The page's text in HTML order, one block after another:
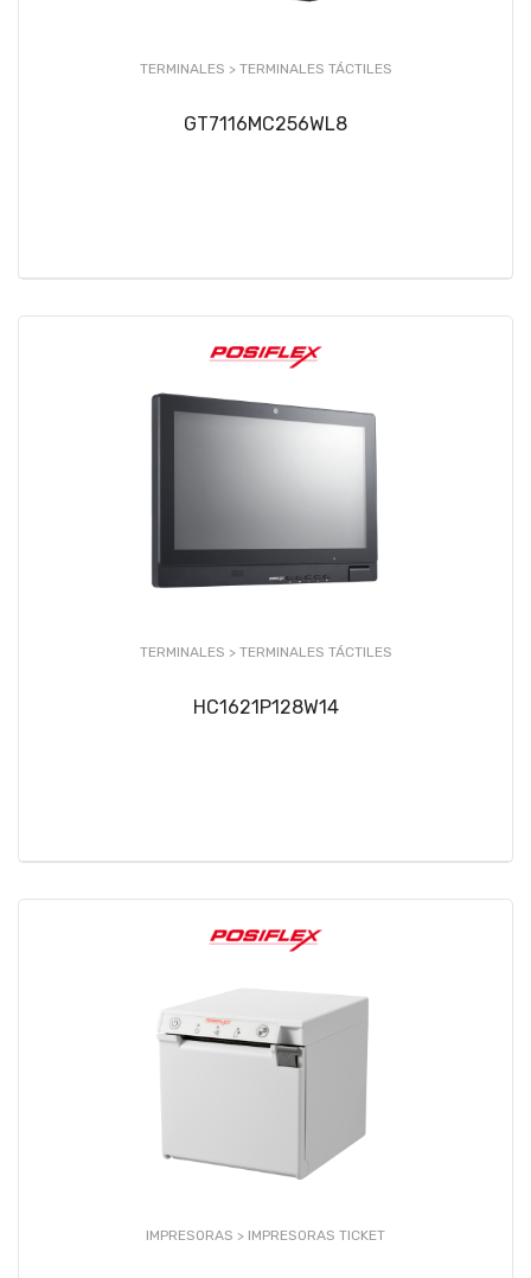
TERMINALES > TERMINALES TÁCTILES
GT7116MC256WL8
TERMINALES > TERMINALES TÁCTILES
HC1621P128W14
IMPRESORAS > IMPRESORAS TICKET